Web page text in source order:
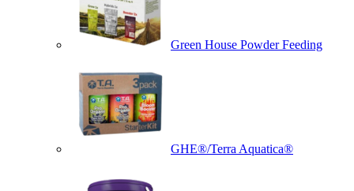
Green House Powder Feeding
GHE®/Terra Aquatica®